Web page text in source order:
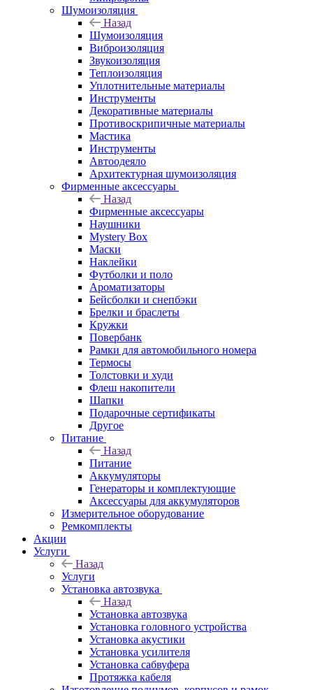
Шумоизоляция
Назад
Шумоизоляция
Виброизоляция
Звукоизоляция
Теплоизоляция
Уплотнительные материалы
Инструменты
Декоративные материалы
Противоскрипичные материалы
Мастика
Инструменты
Автоодеяло
Архитектурная шумоизоляция
Фирменные аксессуары
Назад
Фирменные аксессуары
Наушники
Mystery Box
Маски
Наклейки
Футболки и поло
Ароматизаторы
Бейсболки и снепбэки
Брелки и браслеты
Кружки
Повербанк
Рамки для автомобильного номера
Термосы
Толстовки и худи
Флеш накопители
Шапки
Подарочные сертификаты
Другое
Питание
Назад
Питание
Аккумуляторы
Генераторы и комплектующие
Аксессуары для аккумуляторов
Измерительное оборудование
Ремкомплекты
Акции
Услуги
Назад
Услуги
Установка автозвука
Назад
Установка автозвука
Установка головного устройства
Установка акустики
Установка усилителя
Установка сабвуфера
Протяжка кабеля